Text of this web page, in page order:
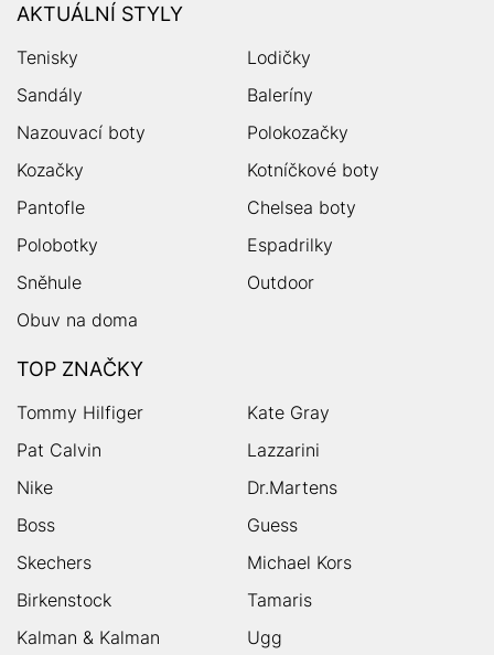
AKTUÁLNÍ STYLY
Tenisky
Lodičky
Sandály
Baleríny
Nazouvací boty
Polokozačky
Kozačky
Kotníčkové boty
Pantofle
Chelsea boty
Polobotky
Espadrilky
Sněhule
Outdoor
Obuv na doma
TOP ZNAČKY
Tommy Hilfiger
Kate Gray
Pat Calvin
Lazzarini
Nike
Dr.Martens
Boss
Guess
Skechers
Michael Kors
Birkenstock
Tamaris
Kalman & Kalman
Ugg